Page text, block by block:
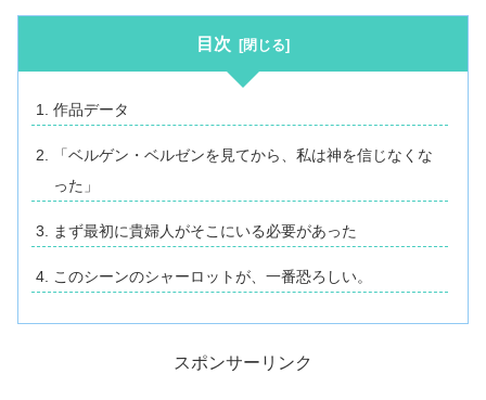
目次
作品データ
「ベルゲン・ベルゼンを見てから、私は神を信じなくな
った」
まず最初に貴婦人がそこにいる必要があった
このシーンのシャーロットが、一番恐ろしい。
スポンサーリンク